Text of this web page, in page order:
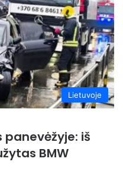
Lietuvoje
iš
BMW